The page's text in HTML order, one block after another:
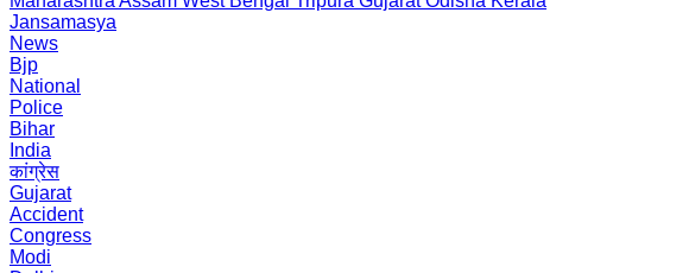
Jansamasya
News
Bjp
National
Police
Bihar
India
कांग्रेस
Gujarat
Accident
Congress
Modi